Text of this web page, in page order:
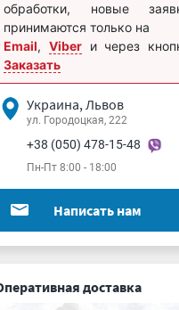
3300пФ 1600В 5%
обработки, новые
принимаются только на
Email, Viberи через
Заказать
Украина, Львов
ул. Городоцкая, 222
+38 (050) 478-15-48
Пн-Пт 8:00 - 18:00
Написать нам
доставка